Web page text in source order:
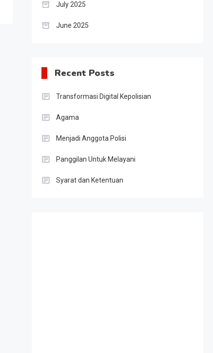
July 2025
June 2025
Recent Posts
Transformasi Digital Kepolisian
Agama
Menjadi Anggota Polisi
Panggilan Untuk Melayani
Syarat dan Ketentuan